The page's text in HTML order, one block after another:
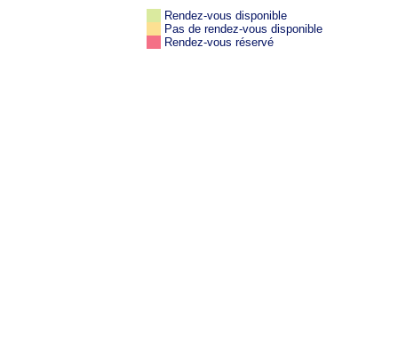
Rendez-vous disponible
Pas de rendez-vous disponible
Rendez-vous réservé